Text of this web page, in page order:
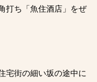
打ち「魚住酒店」をぜ
宅街の細い坂の途中に